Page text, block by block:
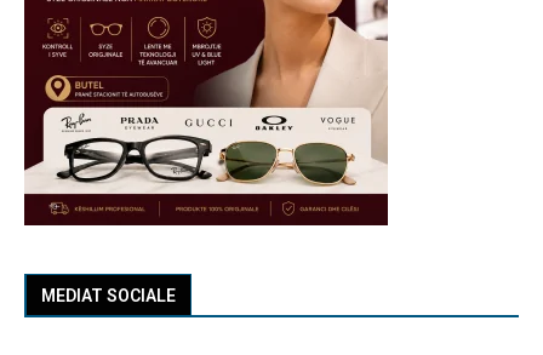
MEDIAT SOCIALE